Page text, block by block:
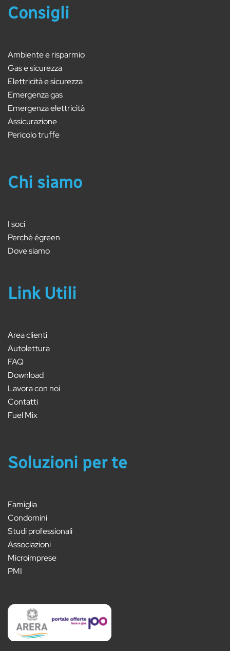
Consigli
Ambiente e risparmio
Gas e sicurezza
Elettricità e sicurezza
Emergenza gas
Emergenza elettricità
Assicurazione
Pericolo truffe
Chi siamo
I soci
Perchè égreen
Dove siamo
Link Utili
Area clienti
Autolettura
FAQ
Download
Lavora con noi
Contatti
Fuel Mix
Soluzioni per te
Famiglia
Condomini
Studi professionali
Associazioni
Microimprese
PMI